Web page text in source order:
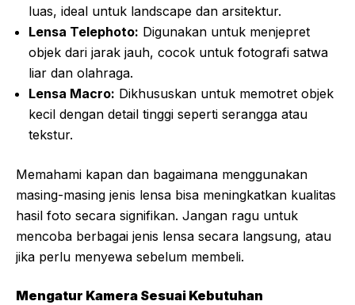
luas, ideal untuk landscape dan arsitektur.
Lensa Telephoto: Digunakan untuk menjepret
objek dari jarak jauh, cocok untuk fotografi satwa
liar dan olahraga.
Lensa Macro: Dikhususkan untuk memotret objek
kecil dengan detail tinggi seperti serangga atau
tekstur.
Memahami kapan dan bagaimana menggunakan
masing-masing jenis lensa bisa meningkatkan kualitas
hasil foto secara signifikan. Jangan ragu untuk
mencoba berbagai jenis lensa secara langsung, atau
jika perlu menyewa sebelum membeli.
Mengatur Kamera Sesuai Kebutuhan